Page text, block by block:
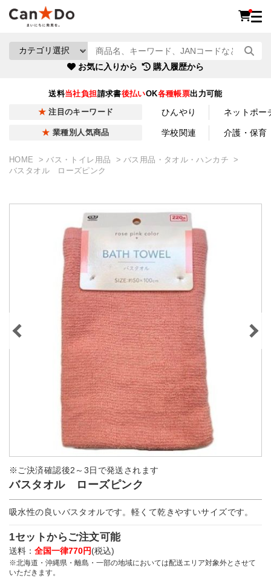
お気に入りから 購入履歴から
送料当社負担請求書後払いOK各種帳票出力可能
注目のキーワード ひんやり ネットポー
業種別人気商品 学校関連 介護・保育
HOME バス・トイレ用品
バス用品・タオル・ハンカチ
バスタオル ローズピンク
※ご決済確認後2～3日で発送されます
バスタオル ローズピンク
吸水性の良いバスタオルです。軽くて乾きやすいサイズです。
1セットからご注文可能
送料： 全国一律770円(税込)
※北海道・沖縄県・離島・一部の地域においては配送エリア対象外とさせて
いただきます。